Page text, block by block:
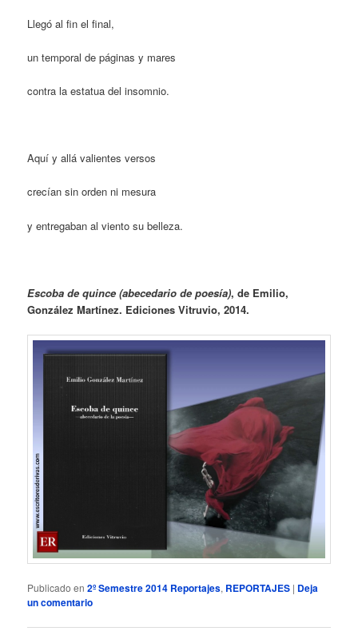
Llegó al fin el final,
un temporal de páginas y mares
contra la estatua del insomnio.
Aquí y allá valientes versos
crecían sin orden ni mesura
y entregaban al viento su belleza.
Escoba de quince (abecedario de poesía), de Emilio,
González Martínez. Ediciones Vitruvio, 2014.
Publicado en 2º Semestre 2014 Reportajes, REPORTAJES | Deja
un comentario